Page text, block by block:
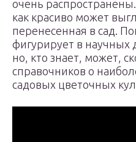
очень
как красиво может
перенесенная в сад.
фигурирует в научных
но, кто знает, может,
справочников о
садовых цветочных